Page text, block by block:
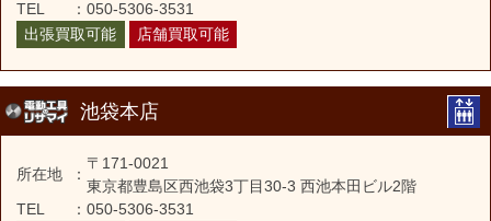
TEL
：050-5306-3531
出張買取可能
店舗買取可能
池袋本店
所在地 ：
〒171-0021
東京都豊島区西池袋3丁目30-3 西池本田ビル2階
TEL
：050-5306-3531